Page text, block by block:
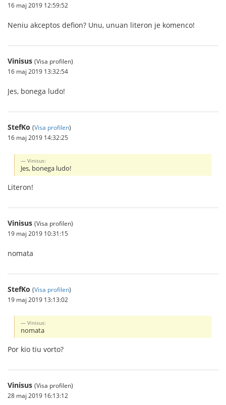
16 maj 2019 12:59:52
Neniu akceptos defion? Unu, unuan literon je komenco!
Vinisus (Visa profilen)
16 maj 2019 13:32:54
Jes, bonega ludo!
StefKo (Visa profilen)
16 maj 2019 14:32:25
Vinisus:
Jes, bonega ludo!
Literon!
Vinisus (Visa profilen)
19 maj 2019 10:31:15
nomata
StefKo (Visa profilen)
19 maj 2019 13:13:02
Vinisus:
nomata
Por kio tiu vorto?
Vinisus (Visa profilen)
28 maj 2019 16:13:12